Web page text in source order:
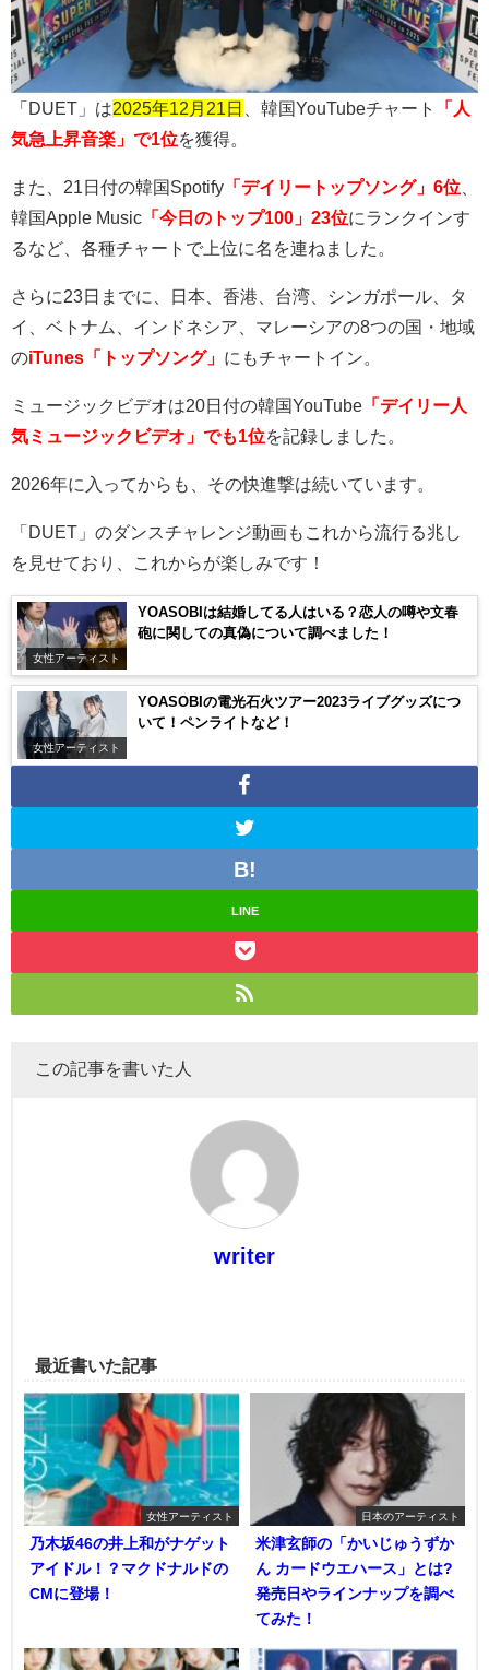
「 DUET 」は2025年12月21日 、韓国YouTubeチャート
「人
気急上昇音楽」で1位を獲得。
また、 21 日付の韓国 Spotify 「デイリートップソング」6位
韓国 Apple Music 「今日のトップ100」23位にランクインす
るなど、各種チャートで上位に名を連ねました。
さらに23日までに、日本、香港、台湾、シンガポール、タ
イ、ベトナム、インドネシア、マレーシアの8つの国・地域
のiTunes「トップソング」 にもチャートイン。
ミュージックビデオは20日付の韓国YouTube 「デイリー人
気ミュージックビデオ」でも1位を記録しました。
2026年に入ってからも、その快進撃は続いています。
「 DUET 」のダンスチャレンジ動画もこれから流行る兆し
を見せており、これからが楽しみです！
女性アーティスト
YOASOBIは結婚してる人はいる？恋人の噂や文春
砲に関しての真偽について調べました！
女性アーティスト
YOASOBIの電光石火ツアー2023ライブグッズにつ
いて！ペンライトなど！
LINE
この記事を書いた人
writer
最近書いた記事
女性アーティスト
乃木坂46の井上和がナゲット
アイドル！？マクドナルドの
CMに登場！
日本のアーティスト
米津玄師の「かいじゅうずか
ん カードウエハース」とは?
発売日やラインナップを調べ
てみた！